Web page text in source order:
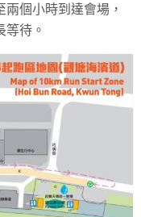
個小時到達會場，
待。